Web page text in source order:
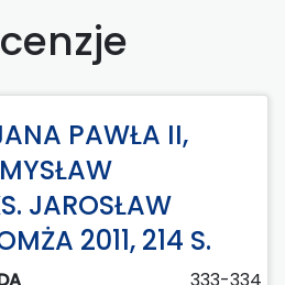
PAWŁA II,
JAROSŁAW
2011, 214 S.